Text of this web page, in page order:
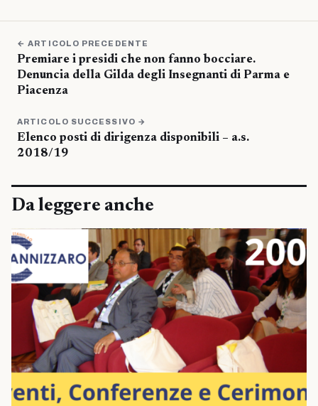
← ARTICOLO PRECEDENTE
Premiare i presidi che non fanno bocciare.
Denuncia della Gilda degli Insegnanti di Parma e
Piacenza
ARTICOLO SUCCESSIVO →
Elenco posti di dirigenza disponibili – a.s.
2018/19
Da leggere anche